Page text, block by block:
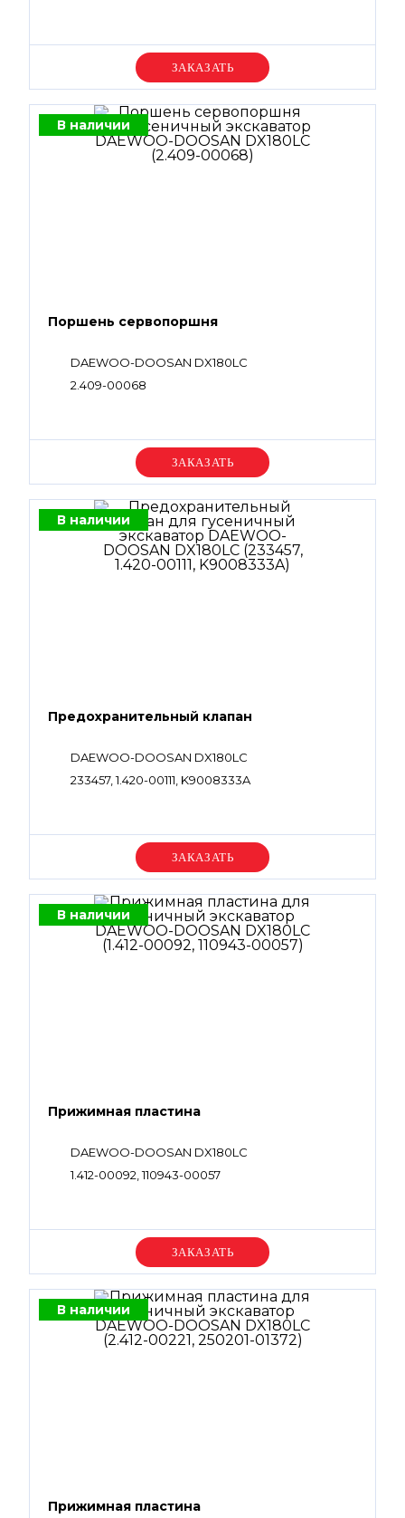
Уточняйте цену
В наличии
Поршень сервопоршня
DAEWOO-DOOSAN DX180LC
2.409-00068
Уточняйте цену
В наличии
Предохранительный клапан
DAEWOO-DOOSAN DX180LC
233457, 1.420-00111, K9008333A
Уточняйте цену
В наличии
Прижимная пластина
DAEWOO-DOOSAN DX180LC
1.412-00092, 110943-00057
Уточняйте цену
В наличии
Прижимная пластина